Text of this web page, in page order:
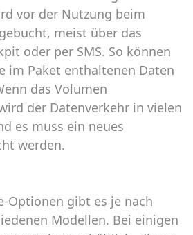
vor der Nutzung beim
meist über das
oder per SMS. So können
im Paket enthaltenen Daten
das Volumen
der Datenverkehr in vielen
es muss ein neues
werden.
Optionen gibt es je nach
Modellen. Bei einigen